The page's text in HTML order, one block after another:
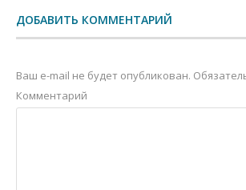
ДОБАВИТЬ КОММЕНТАРИЙ
Ваш e-mail не будет опубликован.
Комментарий